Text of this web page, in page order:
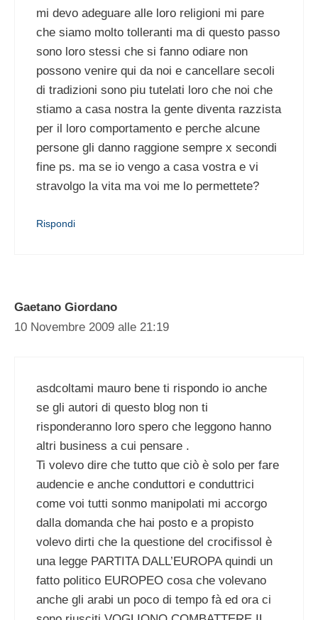
mi devo adeguare alle loro religioni mi pare
che siamo molto tolleranti ma di questo passo
sono loro stessi che si fanno odiare non
possono venire qui da noi e cancellare secoli
di tradizioni sono piu tutelati loro che noi che
stiamo a casa nostra la gente diventa razzista
per il loro comportamento e perche alcune
persone gli danno raggione sempre x secondi
fine ps. ma se io vengo a casa vostra e vi
stravolgo la vita ma voi me lo permettete?
Rispondi
Gaetano Giordano
10 Novembre 2009 alle 21:19
asdcoltami mauro bene ti rispondo io anche
se gli autori di questo blog non ti
risponderanno loro spero che leggono hanno
altri business a cui pensare .
Ti volevo dire che tutto que ciò è solo per fare
audencie e anche conduttori e conduttrici
come voi tutti sonmo manipolati mi accorgo
dalla domanda che hai posto e a propisto
volevo dirti che la questione del crocifissol è
una legge PARTITA DALL’EUROPA quindi un
fatto politico EUROPEO cosa che volevano
anche gli arabi un poco di tempo fà ed ora ci